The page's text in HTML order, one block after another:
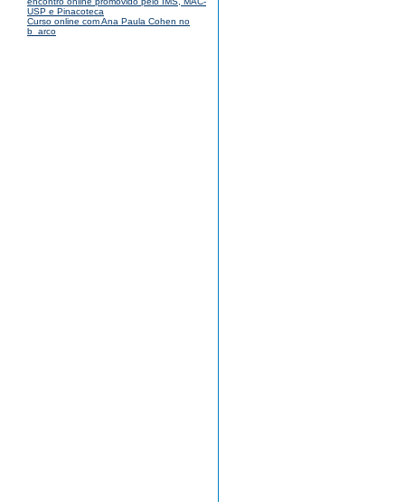
USP e Pinacoteca
Curso online com Ana Paula Cohen no
b_arco